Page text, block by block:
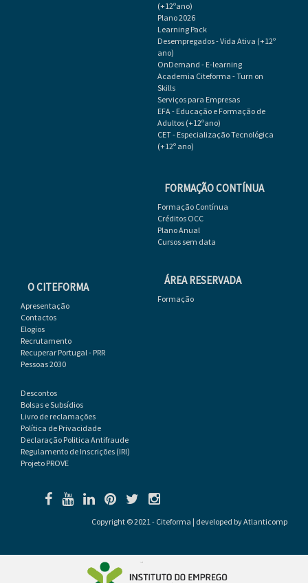
(+12ºano)
Plano 2026
Learning Pack
Desempregados - Vida Ativa (+12º
ano)
OnDemand - E-learning
Academia Citeforma - Turn on
Skills
Serviços para Empresas
EFA - Educação e Formação de
Adultos (+12ºano)
CET - Especialização Tecnológica
(+12º ano)
FORMAÇÃO CONTÍNUA
Formação Contínua
Créditos OCC
Plano Anual
Cursos sem data
O CITEFORMA
Apresentação
Contactos
Elogios
Recrutamento
Recuperar Portugal - PRR
Pessoas 2030
Descontos
Bolsas e Subsídios
Livro de reclamações
Política de Privacidade
Declaração Politica Antifraude
Regulamento de Inscrições (IRI)
Projeto PROVE
ÁREA RESERVADA
Formação
Copyright © 2021 - Citeforma | developed byAtlanticomp